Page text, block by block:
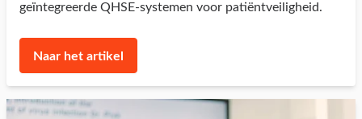
geïntegreerde QHSE-systemen voor patiëntveiligheid.
Naar het artikel